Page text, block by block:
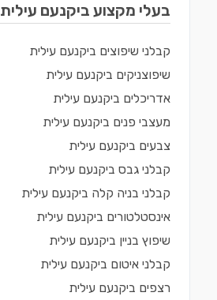
בעלי מקצוע ביקנעם עילית
קבלני שיפוצים ביקנעם עילית
שיפוצניקים ביקנעם עילית
אדריכלים ביקנעם עילית
מעצבי פנים ביקנעם עילית
צבעים ביקנעם עילית
קבלני גבס ביקנעם עילית
קבלני בניה קלה ביקנעם עילית
אינסטלטורים ביקנעם עילית
שיפוץ בניין ביקנעם עילית
קבלני איטום ביקנעם עילית
רצפים ביקנעם עילית